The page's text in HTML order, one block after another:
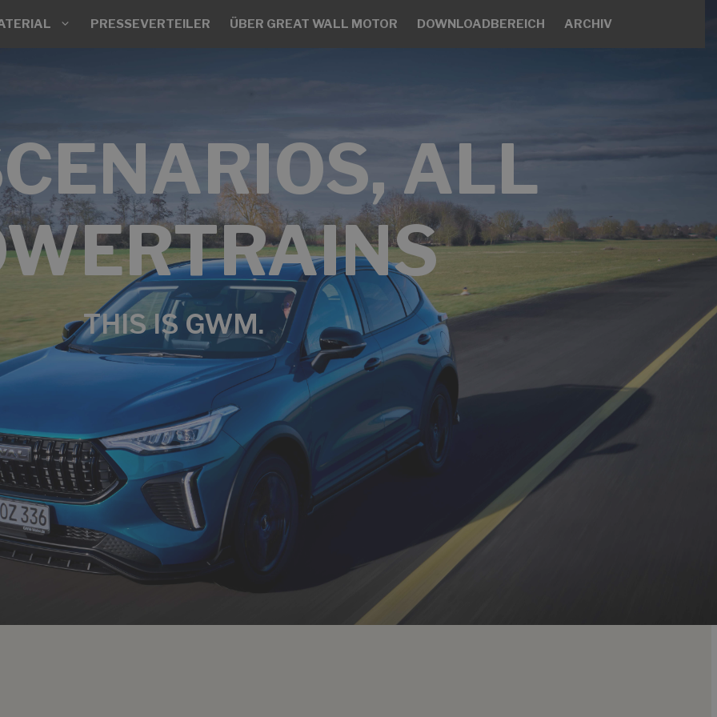
PRESSEVERTEILER ÜBER GREAT WALL MOTOR DOWNLOADBEREICH ARCHIV
ALL
THIS IS GWM.